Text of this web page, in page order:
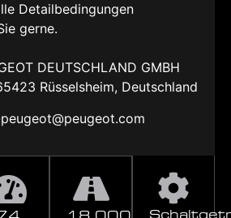
18.000
Detailbedingungen
gerne.
DEUTSCHLAND GMBH
Rüsselsheim, Deutschland